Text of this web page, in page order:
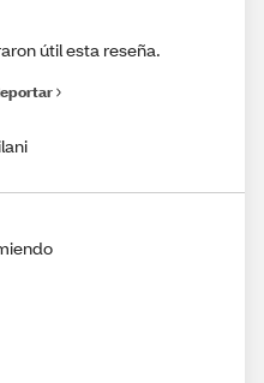
útil esta reseña.